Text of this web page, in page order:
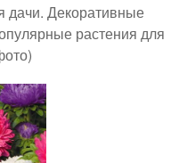
дачи. Декоративные
растения для